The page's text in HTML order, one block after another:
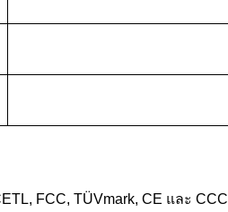
FCC, TÜVmark, CE และ CCC